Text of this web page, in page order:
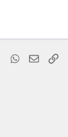
Tumblr WhatsApp
Email